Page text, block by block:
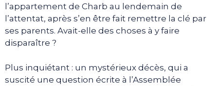
l’appartement de Charb au lendemain de
l’attentat, après s’en être fait remettre la clé par
ses parents. Avait-elle des choses à y faire
disparaître ?
Plus inquiétant : un mystérieux décès, qui a
suscité une question écrite à l’Assemblée